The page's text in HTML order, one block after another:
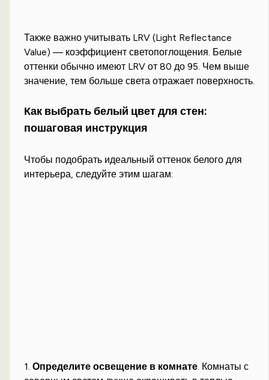
Также важно учитывать LRV (Light Reflectance
Value) — коэффициент светопоглощения. Белые
оттенки обычно имеют LRV от 80 до 95. Чем выше
значение, тем больше света отражает поверхность.
Как выбрать белый цвет для стен:
пошаговая инструкция
Чтобы подобрать идеальный оттенок белого для
интерьера, следуйте этим шагам:
1.Определите освещение в комнате. Комнаты с